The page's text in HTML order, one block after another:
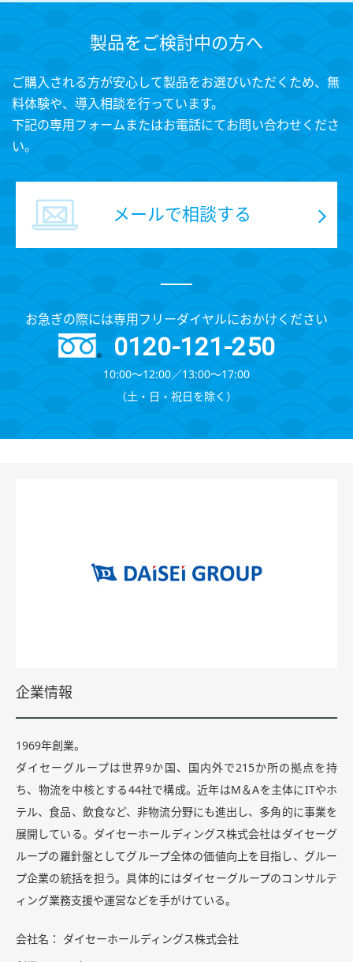
製品をご検討中の方へ
ご購入される方が安心して製品をお選びいただくため、無
料体験や、導入相談を行っています。
下記の専用フォームまたはお電話にてお問い合わせくださ
い。
メールで相談する
お急ぎの際には専用フリーダイヤルにおかけください
0120-121-250
10:00～12:00∕13:00～17:00
（⼟・⽇・祝⽇を除く）
企業情報
1969年創業。
ダイセーグループは世界9か国、国内外で215か所の拠点を持
ち、物流を中核とする44社で構成。近年はM＆Aを主体にITやホ
テル、食品、飲食など、非物流分野にも進出し、多角的に事業を
展開している。ダイセーホールディングス株式会社はダイセーグ
ループの羅針盤としてグループ全体の価値向上を目指し、グルー
プ企業の統括を担う。具体的にはダイセーグループのコンサルテ
ィング業務支援や運営などを手がけている。
会社名 ダイセーホールディングス株式会社